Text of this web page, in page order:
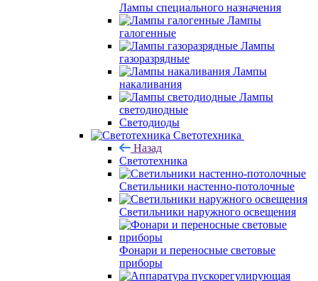
Лампы специального назначения
Лампы
галогенные
Лампы
газоразрядные
Лампы
накаливания
Лампы
светодиодные
Светодиоды
Светотехника
Назад
Светотехника
Светильники настенно-потолочные
Светильники наружного освещения
Фонари и переносные световые
приборы